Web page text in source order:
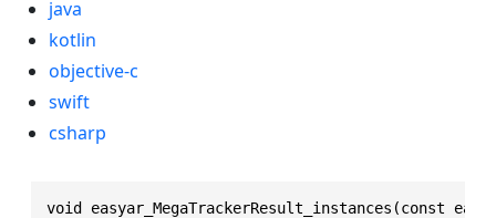
java
kotlin
objective-c
swift
csharp
void easyar_MegaTrackerResult_instances(const